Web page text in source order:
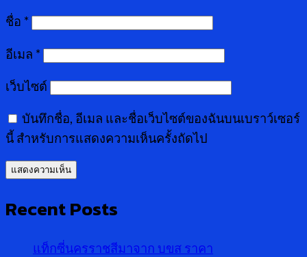
ชื่อ *
อีเมล *
เว็บไซต์
บันทึกชื่อ, อีเมล และชื่อเว็บไซต์ของฉันบนเบราว์เซอร์
นี้ สำหรับการแสดงความเห็นครั้งถัดไป
Recent Posts
แท็กซี่นครราชสีมาจาก บขส ราคา